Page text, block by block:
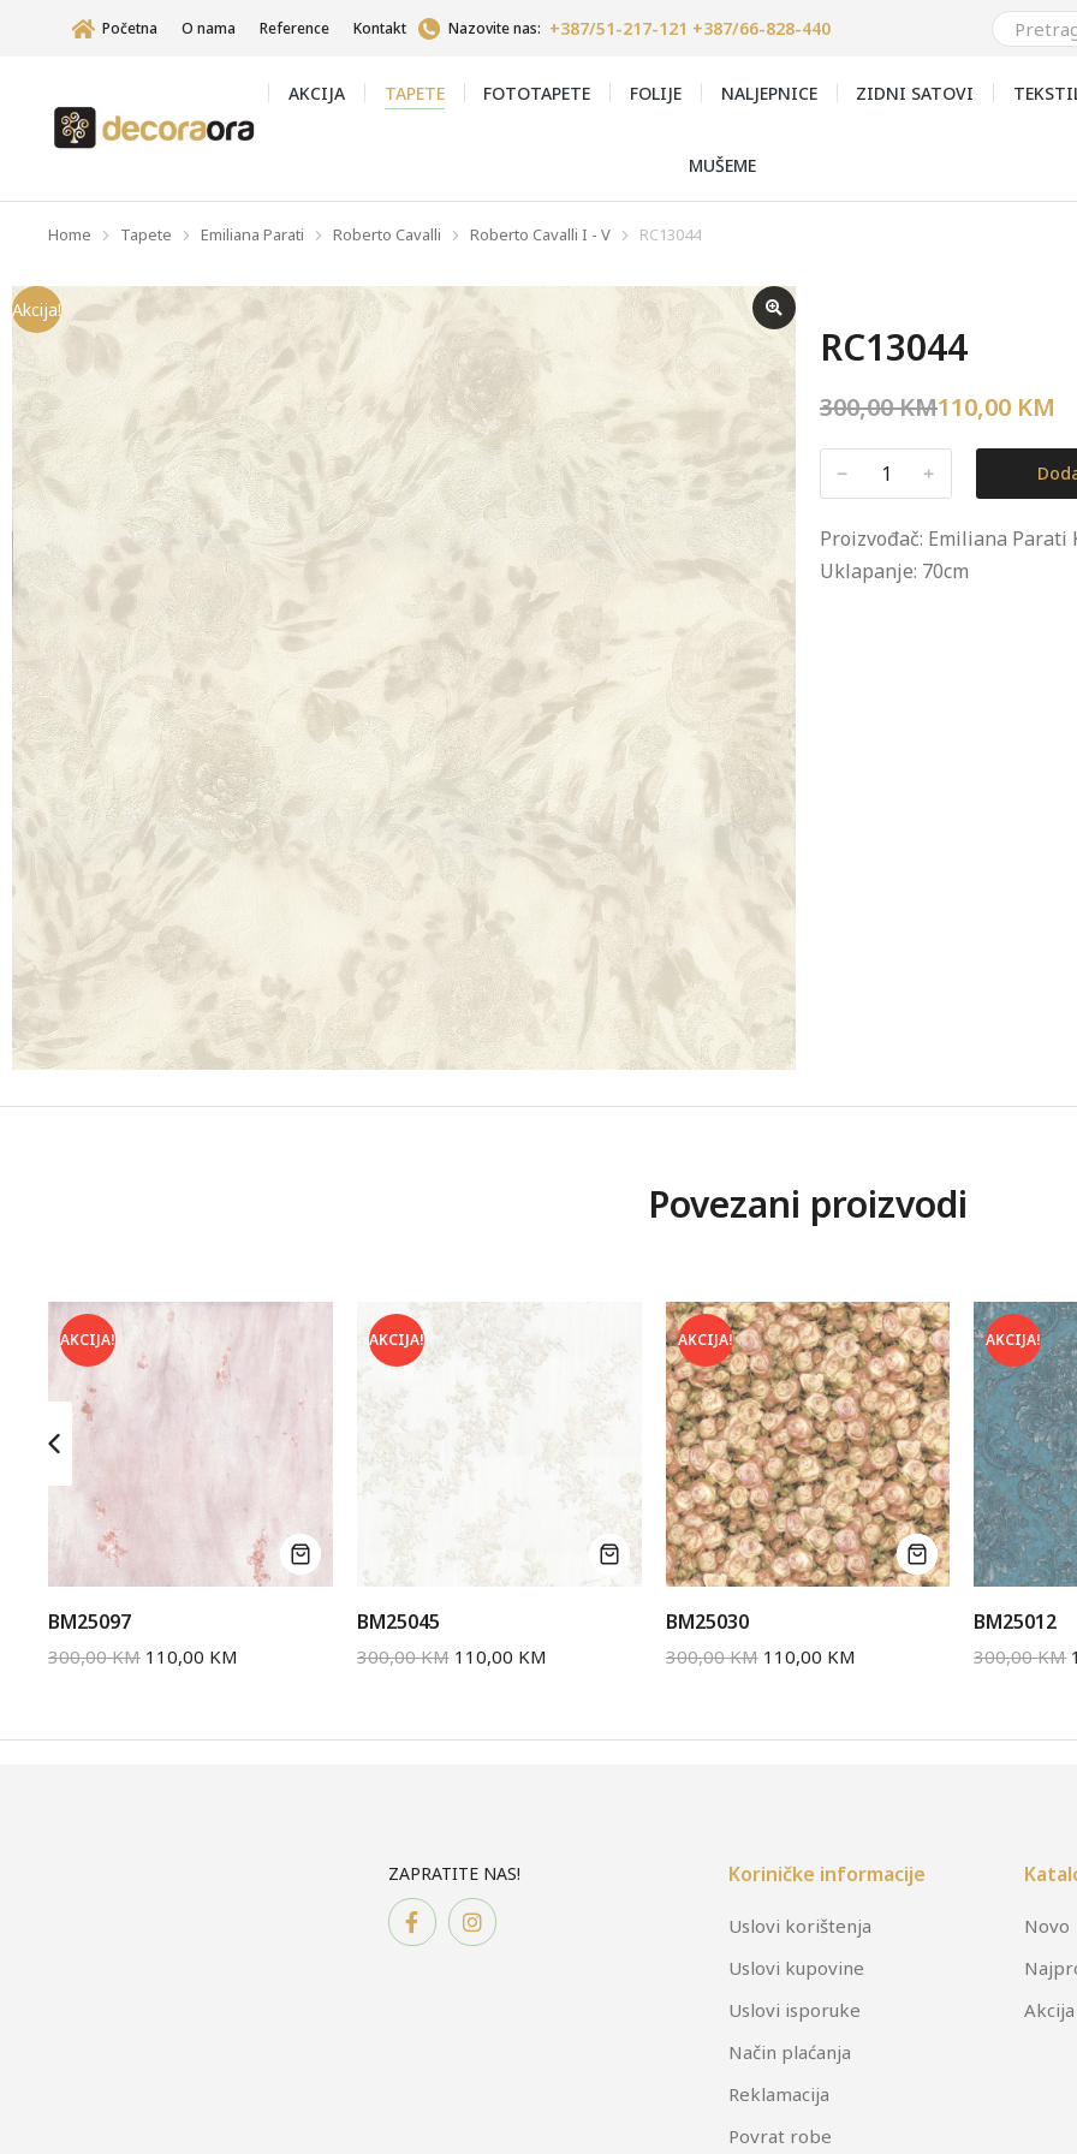
Početna O nama Reference Kontakt Nazovite nas: +387/51-217-121 +387/66-828-440
AKCIJA TAPETE FOTOTAPETE FOLIJE NALJEPNICE ZIDNI SATOVI
MUŠEME
You are here:
Home Tapete Emiliana Parati Roberto Cavalli Roberto Cavalli I - V RC13044
Akcija!
RC13044
300,00KM110,00 KM
﹣ ﹢
Proizvođač: Emiliana Parati
Uklapanje: 70cm
Povezani proizvodi
AKCIJA!
BM25097
300,00KM 110,00 KM
AKCIJA!
BM25045
300,00KM 110,00 KM
AKCIJA!
BM25030
300,00KM 110,00 KM
AKCIJA!
BM25012
300,00KM
ZAPRATITE NAS! Koriničke informacije
Uslovi korištenja
Uslovi kupovine
Uslovi isporuke
Način plaćanja
Reklamacija
Povrat robe
Novo
Akcija